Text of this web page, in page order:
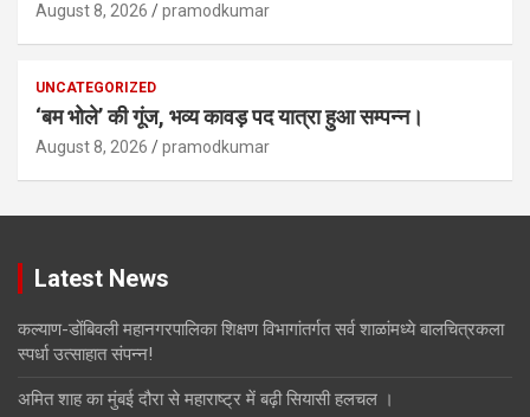
August 8, 2026 pramodkumar
UNCATEGORIZED
‘बम भोले’ की गूंज, भव्य कावड़ पद यात्रा हुआ सम्पन्न।
August 8, 2026 pramodkumar
Latest News
कल्याण-डोंबिवली महानगरपालिका शिक्षण विभागांतर्गत सर्व शाळांमध्ये बालचित्रकला
स्पर्धा उत्साहात संपन्न!
अमित शाह का मुंबई दौरा से महाराष्ट्र में बढ़ी सियासी हलचल ।